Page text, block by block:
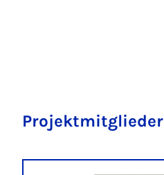
Projektmitglieder